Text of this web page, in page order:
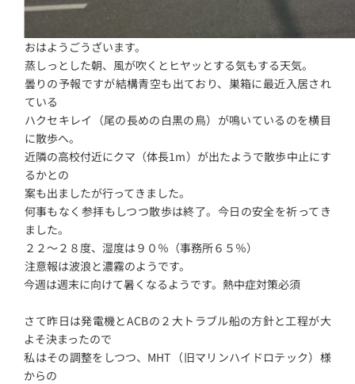
おはようごうざいます。
蒸しっとした朝、風が吹くとヒヤッとする気もする天気。
曇りの予報ですが結構青空も出ており、巣箱に最近入居され
ている
ハクセキレイ（尾の長めの白黒の鳥）が鳴いているのを横目
に散歩へ。
近隣の高校付近にクマ（体長1m）が出たようで散歩中止にす
るかとの
案も出ましたが行ってきました。
何事もなく参拝もしつつ散歩は終了。今日の安全を祈ってき
ました。
２２～２８度、湿度は９０％（事務所６５％）
注意報は波浪と濃霧のようです。
今週は週末に向けて暑くなるようです。熱中症対策必須
さて昨日は発電機とACBの２大トラブル船の方針と工程が大
よそ決まったので
私はその調整をしつつ、MHT（旧マリンハイドロテック）様
からの